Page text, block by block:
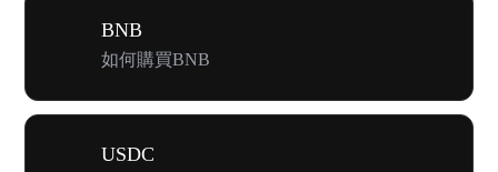
BNB
如何購買BNB
USDC